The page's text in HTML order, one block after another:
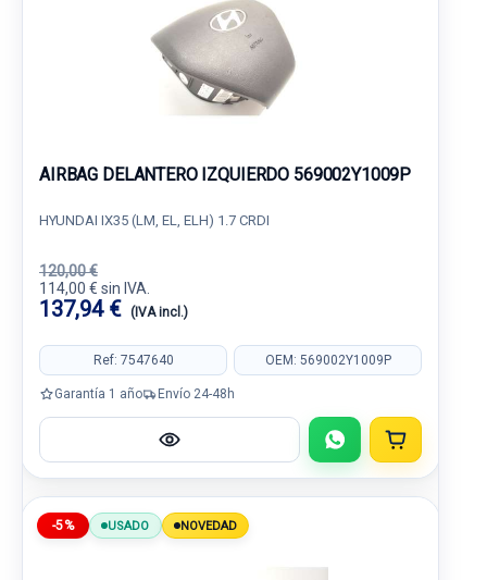
AIRBAG DELANTERO IZQUIERDO 569002Y1009P
HYUNDAI IX35 (LM, EL, ELH) 1.7 CRDI
120,00 €
114,00 € sin IVA.
137,94 € (IVA incl.)
Ref: 7547640 OEM: 569002Y1009P
Garantía 1 año Envío 24-48h
-5% USADO NOVEDAD